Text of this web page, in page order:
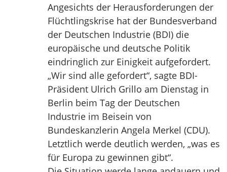
Angesichts der Herausforderungen der
Flüchtlingskrise hat der Bundesverband
der Deutschen Industrie (BDI) die
europäische und deutsche Politik
eindringlich zur Einigkeit aufgefordert.
„Wir sind alle gefordert“, sagte BDI-
Präsident Ulrich Grillo am Dienstag in
Berlin beim Tag der Deutschen
Industrie im Beisein von
Bundeskanzlerin Angela Merkel (CDU).
Letztlich werde deutlich werden, „was es
für Europa zu gewinnen gibt“.